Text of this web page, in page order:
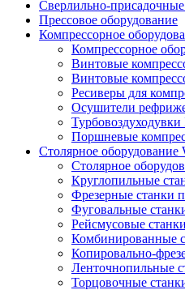
Сверлильно-присадочные
Прессовое оборудование
Компрессорное
Компрессорное
Винтовые
Винтовые
Ресиверы для
Осушители
Турбовоздуходувки
Поршневые
Столярное оборудование
Столярное
Круглопильные
Фрезерные станки
Фуговальные
Рейсмусовые
Комбинированные
Копировально-
Ленточнопильные
Торцовочные